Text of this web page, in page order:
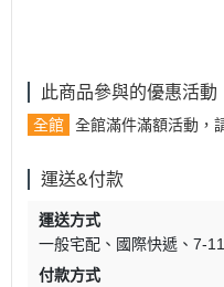
此商品參與的優惠活動
全館 全館滿件滿額活動，
運送&付款
運送方式
一般宅配
國際快遞
7-
付款方式